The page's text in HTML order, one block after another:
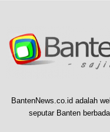
BantenNews.co.id adalah
seputar Banten